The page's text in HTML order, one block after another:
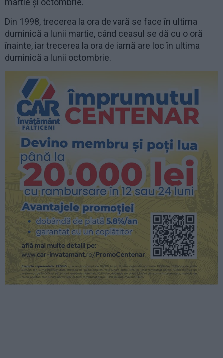
martie și octombrie.
Din 1998, trecerea la ora de vară se face în ultima
duminică a lunii martie, când ceasul se dă cu o oră
înainte, iar trecerea la ora de iarnă are loc în ultima
duminică a lunii octombrie.